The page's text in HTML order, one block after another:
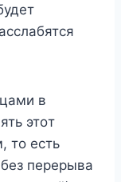
в
этοт
тο есть
перерыва